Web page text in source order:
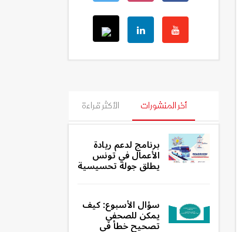
أخر المنشورات الأكثر قراءة
برنامج لدعم ريادة
الأعمال في تونس
يطلق جولة تحسيسية
سؤال الأسبوع: كيف
يمكن للصحفي
تصحيح خطأ في